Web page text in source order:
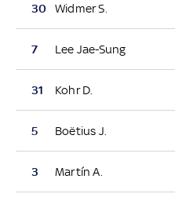
30 Widmer S.
7 Lee Jae-Sung
31 Kohr D.
5 Boëtius J.
3 Martín A.